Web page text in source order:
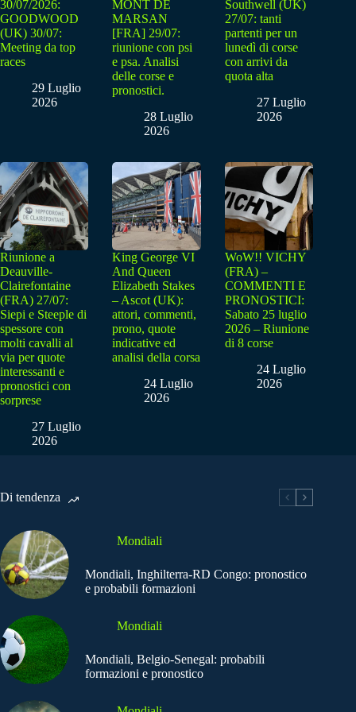
30/07/2026:
GOODWOOD
(UK) 30/07:
Meeting da top
races
29 Luglio
2026
MONT DE
MARSAN
[FRA] 29/07:
riunione con psi
e psa. Analisi
delle corse e
pronostici.
28 Luglio
2026
Southwell (UK)
27/07: tanti
partenti per un
lunedì di corse
con arrivi da
quota alta
27 Luglio
2026
Riunione a
Deauville-
Clairefontaine
(FRA) 27/07:
Siepi e Steeple di
spessore con
molti cavalli al
via per quote
interessanti e
pronostici con
sorprese
27 Luglio
2026
King George VI
And Queen
Elizabeth Stakes
– Ascot (UK):
attori, commenti,
prono, quote
indicative ed
analisi della corsa
24 Luglio
2026
WoW!! VICHY
(FRA) –
COMMENTI E
PRONOSTICI:
Sabato 25 luglio
2026 – Riunione
di 8 corse
24 Luglio
2026
Di tendenza
Mondiali
Mondiali, Inghilterra-RD Congo: pronostico
e probabili formazioni
Mondiali
Mondiali, Belgio-Senegal: probabili
formazioni e pronostico